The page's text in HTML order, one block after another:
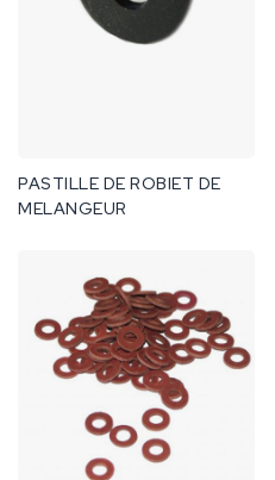
PASTILLE DE ROBIET DE
MELANGEUR